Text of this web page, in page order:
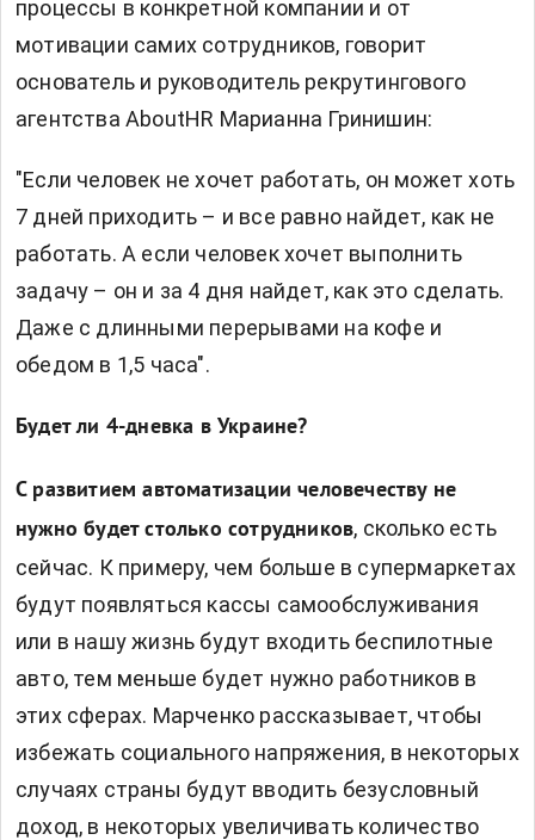
процессы в конкретной компании и от
мотивации самих сотрудников, говорит
основатель и руководитель рекрутингового
агентства AboutHR Марианна Гринишин:
"Если человек не хочет работать, он может хоть
7 дней приходить – и все равно найдет, как не
работать. А если человек хочет выполнить
задачу – он и за 4 дня найдет, как это сделать.
Даже с длинными перерывами на кофе и
обедом в 1,5 часа".
Будет ли 4-дневка в Украине?
С развитием автоматизации человечеству не
нужно будет столько сотрудников, сколько есть
сейчас. К примеру, чем больше в супермаркетах
будут появляться кассы самообслуживания
или в нашу жизнь будут входить беспилотные
авто, тем меньше будет нужно работников в
этих сферах. Марченко рассказывает, чтобы
избежать социального напряжения, в некоторых
случаях страны будут вводить безусловный
доход, в некоторых увеличивать количество